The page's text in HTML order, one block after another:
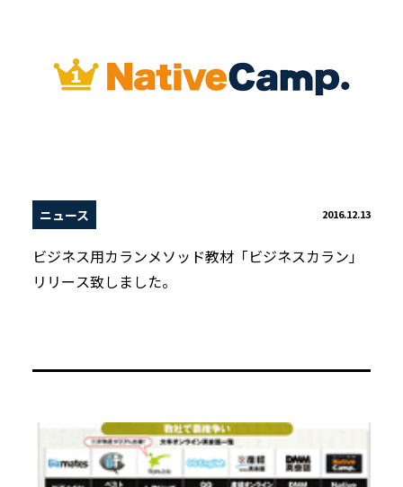
ニュース 2016.12.13
ビジネス用カランメソッド教材「ビジネスカラン」
リリース致しました。